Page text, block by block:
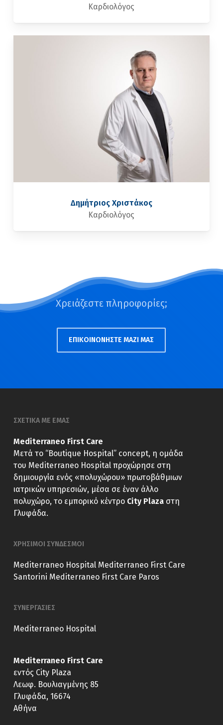
Καρδιολόγος
Δημήτριος Χριστάκος
Καρδιολόγος
Χρειάζεστε πληροφορίες;
ΕΠΙΚΟΙΝΩΝΗΣΤΕ ΜΑΖΙ ΜΑΣ
ΣΧΕΤΙΚΑ ΜΕ ΕΜΑΣ
Mediterraneo First Care
Μετά το “Boutique Hospital” concept, η ομάδα
του Mediterraneo Hospital προχώρησε στη
δημιουργία ενός «πολυχώρου» πρωτοβάθμιων
ιατρικών υπηρεσιών, μέσα σε έναν άλλο
πολυχώρο, το εμπορικό κέντρο City Plazaστη
Γλυφάδα.
ΧΡΗΣΙΜΟΙ ΣΥΝΔΕΣΜΟΙ
Mediterraneo Hospital Mediterraneo First Care
Santorini Mediterraneo First Care Paros
ΣΥΝΕΡΓΑΣΙΕΣ
Mediterraneo Hospital
Mediterraneo First Care
εντός City Plaza
Λεωφ. Βουλιαγμένης 85
Γλυφάδα, 16674
Αθήνα